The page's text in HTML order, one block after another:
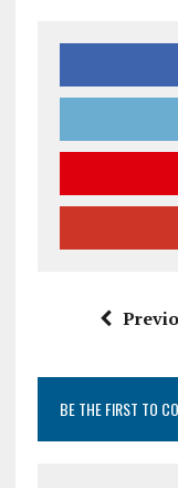
BE THE FIRST TO